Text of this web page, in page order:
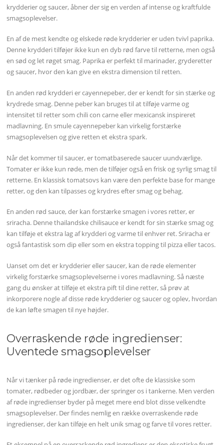
krydderier og saucer, åbner der sig en verden af intense og kraftfulde
smagsoplevelser.
En af de mest kendte og elskede røde krydderier er uden tvivl paprika.
Denne krydderi tilføjer ikke kun en dyb rød farve til retterne, men også
en sød og let røget smag. Paprika er perfekt til marinader, gryderetter
og saucer, hvor den kan give en ekstra dimension til retten.
En anden rød krydderi er cayennepeber, der er kendt for sin stærke og
krydrede smag. Denne peber kan bruges til at tilføje varme og
intensitet til retter som chili con carne eller mexicansk inspireret
madlavning. En smule cayennepeber kan virkelig forstærke
smagsoplevelsen og give retten et ekstra spark.
Når det kommer til saucer, er tomatbaserede saucer uundværlige.
Tomater er ikke kun røde, men de tilføjer også en frisk og syrlig smag til
retterne. En klassisk tomatsovs kan være den perfekte base for mange
retter, og den kan tilpasses og krydres efter smag og behag.
En anden rød sauce, der kan forstærke smagen i vores retter, er
sriracha. Denne thailandske chilisauce er kendt for sin stærke smag og
kan tilføje et ekstra lag af krydderi og varme til enhver ret. Sriracha er
også fantastisk som dip eller som en ekstra topping til pizza eller tacos.
Uanset om det er krydderier eller saucer, kan de røde elementer
virkelig forstærke smagsoplevelserne i vores madlavning. Så næste
gang du ønsker at tilføje et ekstra pift til dine retter, så prøv at
inkorporere nogle af disse røde krydderier og saucer og oplev, hvordan
de kan løfte smagen til nye højder.
Overraskende røde ingredienser:
Uventede smagsoplevelser
Når vi tænker på røde ingredienser, er det ofte de klassiske som
tomater, rødbeder og jordbær, der springer os i tankerne. Men verden
af røde ingredienser byder på meget mere end blot disse velkendte
smagsoplevelser. Der findes nemlig en række overraskende røde
ingredienser, der kan tilføje en helt unik smag og farve til vores retter.